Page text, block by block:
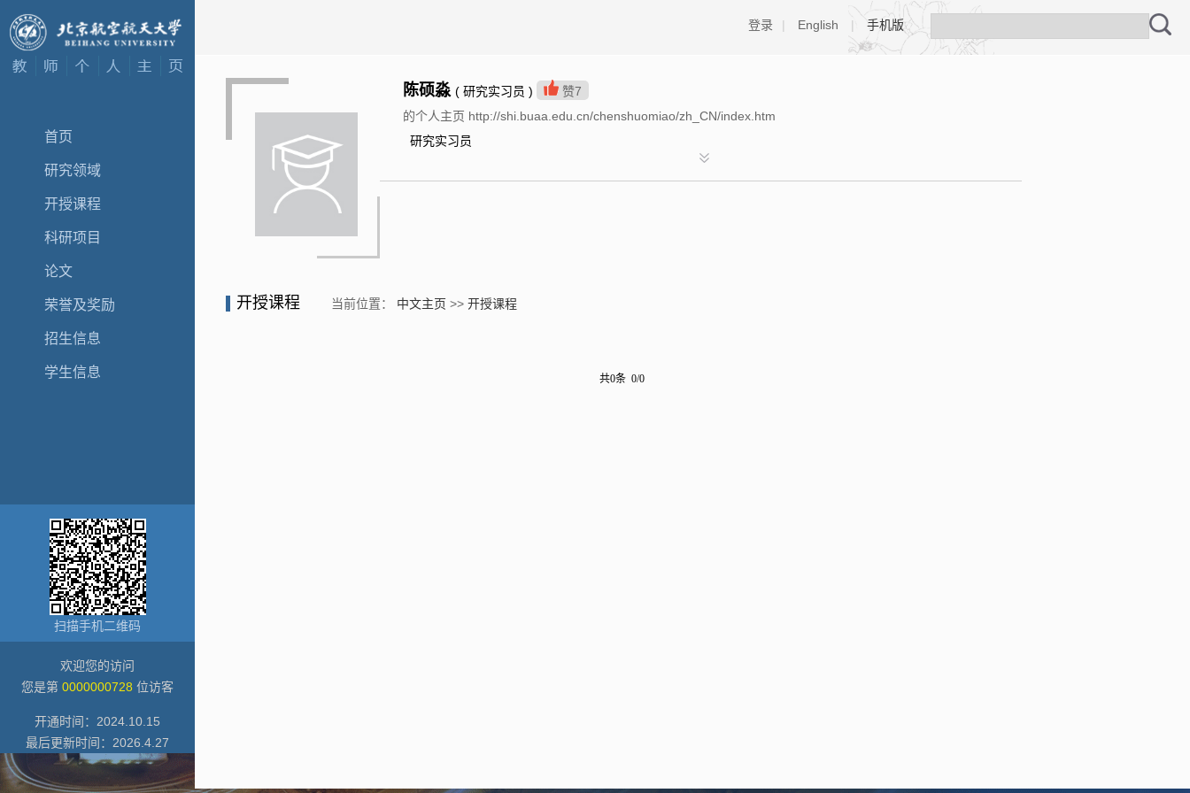
首页
研究领域
开授课程
科研项目
论文
荣誉及奖励
招生信息
学生信息
扫描手机二维码
欢迎您的访问
您是第 0000000728 位访客
开通时间： 2024 10 15
最后更新时间： 2026 4 27
登录 | English | 手机版
陈硕淼 ( 研究实习员 ) 赞7
的个人主页 http://shi.buaa.edu.cn/chenshuomiao/zh_CN/index.htm
研究实习员
开授课程 当前位置： 中文主页 >> 开授课程
共0条 0/0